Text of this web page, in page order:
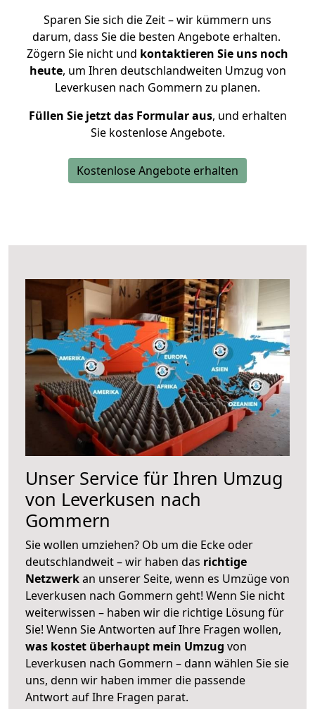
Sparen Sie sich die Zeit – wir kümmern uns
darum, dass Sie die besten Angebote erhalten.
Zögern Sie nicht und kontaktieren Sie uns noch
heute, um Ihren deutschlandweiten Umzug von
Leverkusen nach Gommern zu planen.
Füllen Sie jetzt das Formular aus, und erhalten
Sie kostenlose Angebote.
Kostenlose Angebote erhalten
Unser Service für Ihren Umzug
von Leverkusen nach
Gommern
Sie wollen umziehen? Ob um die Ecke oder
deutschlandweit – wir haben das richtige
Netzwerkan unserer Seite, wenn es Umzüge von
Leverkusen nach Gommern geht! Wenn Sie nicht
weiterwissen – haben wir die richtige Lösung für
Sie! Wenn Sie Antworten auf Ihre Fragen wollen,
was kostet überhaupt mein Umzug von
Leverkusen nach Gommern – dann wählen Sie sie
uns, denn wir haben immer die passende
Antwort auf Ihre Fragen parat.